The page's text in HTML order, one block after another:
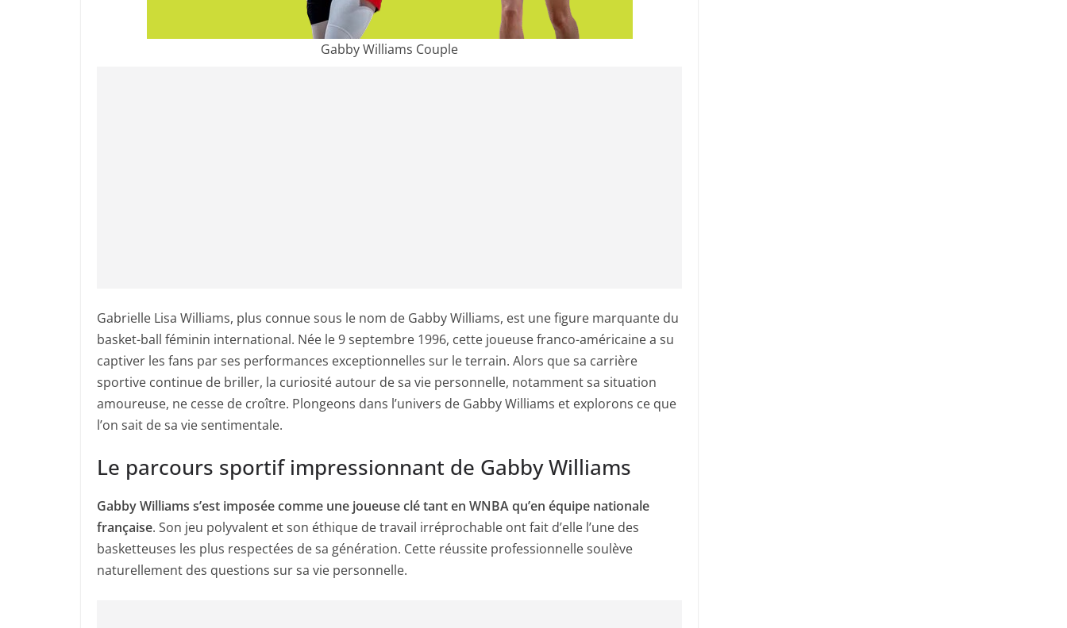
Gabby Williams Couple
Gabrielle Lisa Williams, plus connue sous le nom de Gabby Williams, est une figure marquante du
basket-ball féminin international. Née le 9 septembre 1996, cette joueuse franco-américaine a su
captiver les fans par ses performances exceptionnelles sur le terrain. Alors que sa carrière
sportive continue de briller, la curiosité autour de sa vie personnelle, notamment sa situation
amoureuse, ne cesse de croître. Plongeons dans l’univers de Gabby Williams et explorons ce que
l’on sait de sa vie sentimentale.
Le parcours sportif impressionnant de Gabby Williams
Gabby Williams s’est imposée comme une joueuse clé tant en WNBA qu’en équipe nationale
française. Son jeu polyvalent et son éthique de travail irréprochable ont fait d’elle l’une des
basketteuses les plus respectées de sa génération. Cette réussite professionnelle soulève
naturellement des questions sur sa vie personnelle.